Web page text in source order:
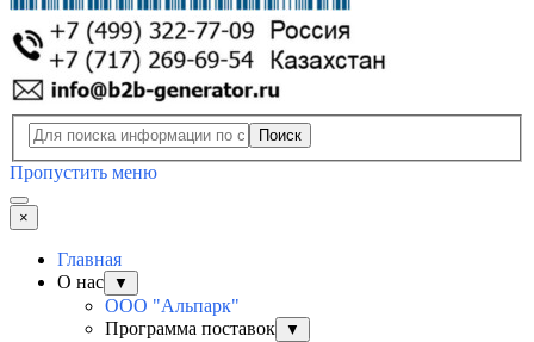
Поиск
Пропустить меню
×
Главная
О нас
▼
ООО "Альпарк"
Программа поставок
▼